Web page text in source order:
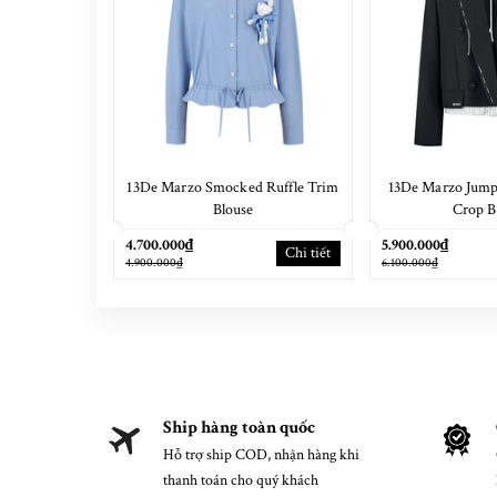
13De Marzo Smocked Ruffle Trim
Blouse
4.700.000₫
4.900.000₫ Chi tiết
13De Marzo
Crop
5.900.000₫
6.100.000₫
Ship hàng toàn quốc
Hỗ trợ ship COD, nhận hàng khi
thanh toán cho quý khách